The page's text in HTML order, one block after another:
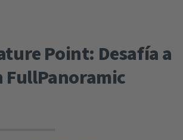
Point: Desafía a
FullPanoramic